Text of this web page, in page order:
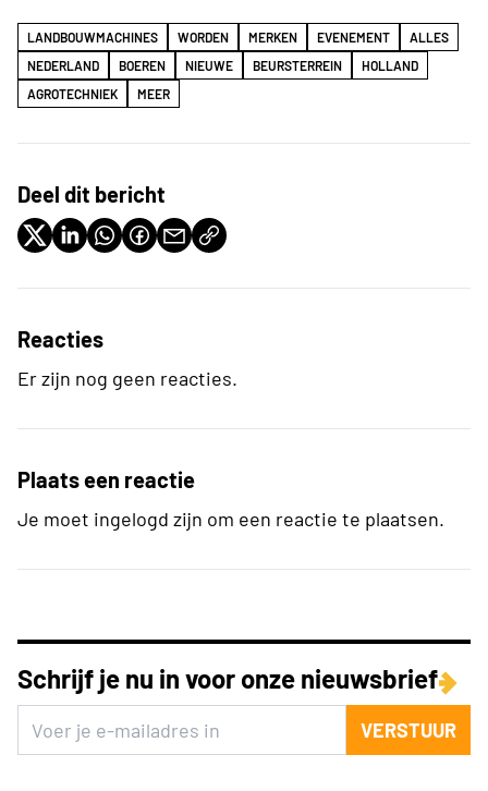
LANDBOUWMACHINES WORDEN MERKEN EVENEMENT
ALLES
NEDERLAND
BOEREN NIEUWE BEURSTERREIN
HOLLAND
AGROTECHNIEK
MEER
Deel dit bericht
Reacties
Er zijn nog geen reacties.
Plaats een reactie
Je moet ingelogd zijn om een reactie te plaatsen.
Schrijf je nu in voor onze nieuwsbrief
VERSTUUR